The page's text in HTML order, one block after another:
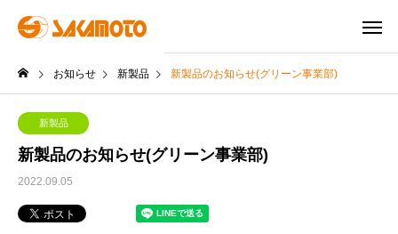
お知らせ 新製品 新製品のお知らせ(グリーン事業部)
新製品
新製品のお知らせ(グリーン事業部)
2022.09.05